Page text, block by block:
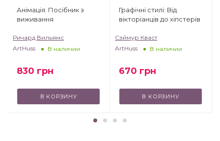
Анімація. Посібник з
виживання
Ричард Вильямс
ArtHuss
В наличии
830 грн
В КОРЗИНУ
Графічні стилі: Від
вікторіанців до хіпстерів
Сэймур Кваст
ArtHuss
В наличии
670 грн
В КОРЗИНУ